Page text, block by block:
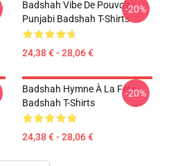
Badshah Vibe De Pouvoir
Punjabi Badshah T-Shirts
24,38 € - 28,06 €
-20%
Badshah Hymne À La Fête
Badshah T-Shirts
24,38 € - 28,06 €
-20%